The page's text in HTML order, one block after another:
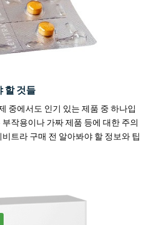
할 것들
중에서도 인기 있는 제품 중 하나입
작용이나 가짜 제품 등에 대한 주의
트라 구매 전 알아봐야 할 정보와 팁